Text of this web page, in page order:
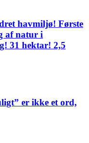
havmiljø! Første
af natur i
31 hektar! 2,5
er ikke et ord,